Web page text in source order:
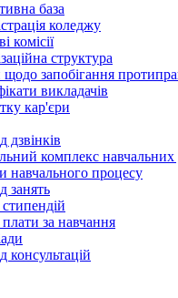
база
коледжу
комісії
структура
щодо запобігання
викладачів
кар'єри
дзвінків
комплекс
навчального процесу
занять
плати за навчання
консультацій